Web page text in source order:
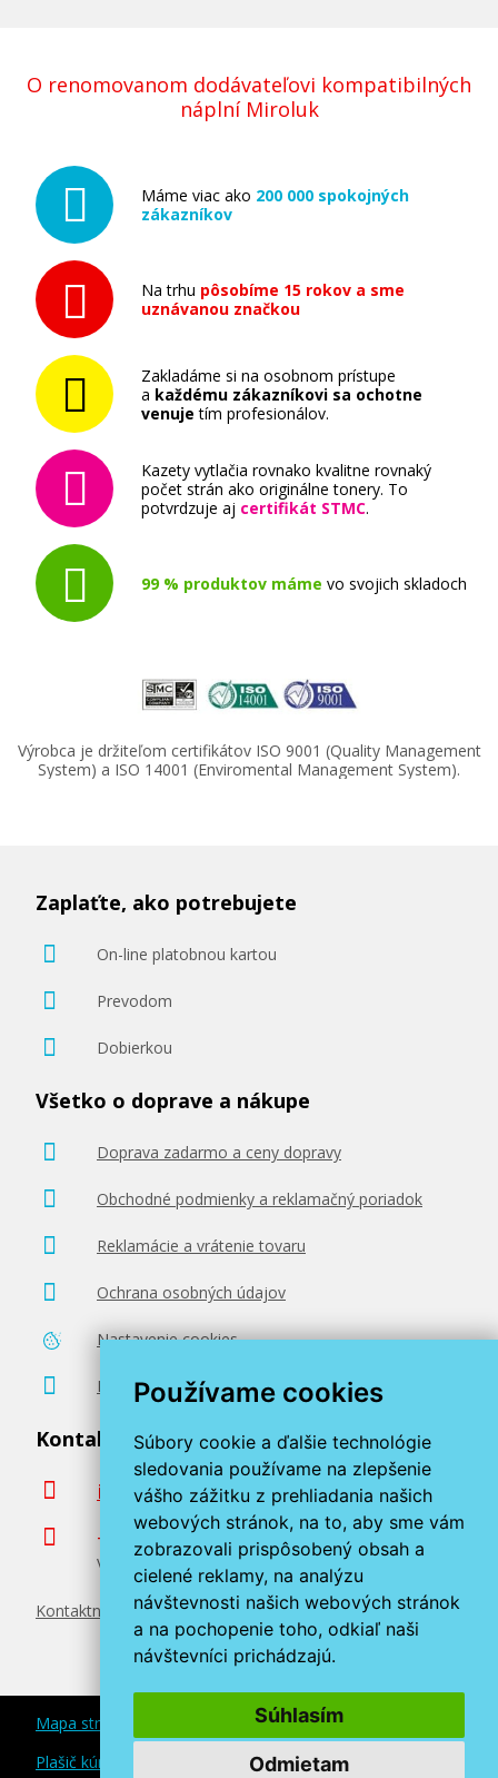
Používame cookies
Súbory cookie a ďalšie technológie
sledovania používame na zlepšenie
vášho zážitku z prehliadania našich
webových stránok, na to, aby sme vám
zobrazovali prispôsobený obsah a
cielené reklamy, na analýzu
návštevnosti našich webových stránok
a na pochopenie toho, odkiaľ naši
návštevníci prichádzajú.
Súhlasím
Odmietam
O renomovanom dodávateľovi kompatibilných
náplní Miroluk
Máme viac ako 200 000 spokojných
zákazníkov
Na trhu pôsobíme 15 rokov a sme
uznávanou značkou
Zakladáme si na osobnom prístupe
a každému zákazníkovi sa ochotne
venuje tím profesionálov.
Kazety vytlačia rovnako kvalitne rovnaký
počet strán ako originálne tonery. To
potvrdzuje aj certifikát STMC.
99 % produktov máme vo svojich skladoch
Výrobca je držiteľom certifikátov ISO 9001 (Quality Management
System) a ISO 14001 (Enviromental Management System).
Zaplaťte, ako potrebujete
On-line platobnou kartou
Prevodom
Dobierkou
Všetko o doprave a nákupe
Doprava zadarmo a ceny dopravy
Obchodné podmienky a reklamačný poriadok
Reklamácie a vrátenie tovaru
Ochrana osobných údajov
Nastavenie cookies
Poradenstvo zadarmo
Kontaktujte nás
info@miroluk.sk
+420 377 222 313
Volajte v pracovné dni od 8. do 17. hod.
Kontaktné údaje
Mapa stránok
Plašič kún a myší